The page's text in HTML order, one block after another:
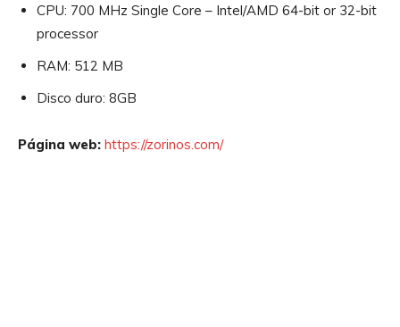
CPU: 700 MHz Single Core – Intel/AMD 64-bit or 32-bit
processor
RAM: 512 MB
Disco duro: 8GB
Página web: https://zorinos.com/